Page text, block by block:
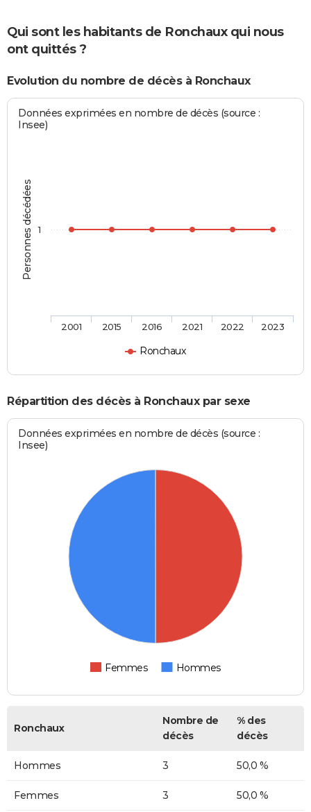
Qui sont les habitants de Ronchaux qui nous
ont quittés ?
Evolution du nombre de décès à Ronchaux
Personnes décédées
Données exprimées en nombre de décès (source :
Insee)
Ronchaux
2001 2015 2016 2021 2022 2023
1
Répartition des décès à Ronchaux par sexe
Données exprimées en nombre de décès (source :
Insee)
Femmes Hommes
Ronchaux
Nombre de
décès
% des
décès
Hommes 3 50,0 %
Femmes 3 50,0 %